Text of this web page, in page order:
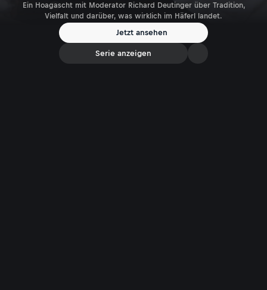
Ein Hoagascht mit Moderator Richard Deutinger über Tradition,
Vielfalt und darüber, was wirklich im Häferl landet.
Jetzt ansehen
Serie anzeigen